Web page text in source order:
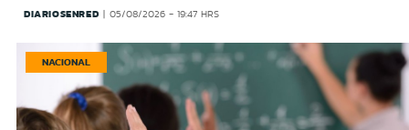
DIARIOSENRED 05/08/2026 - 19:47 HRS
NACIONAL